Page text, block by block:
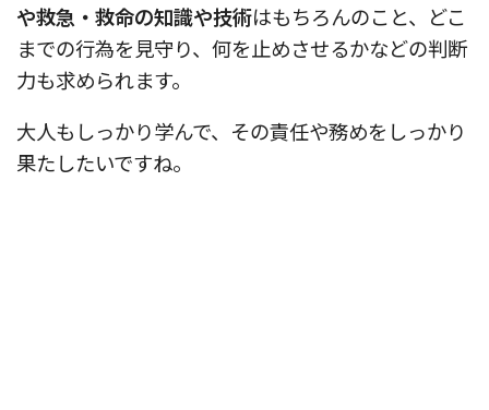
や救急・救命の知識や技術はもちろんのこと、どこ
までの行為を見守り、何を止めさせるかなどの判断
力も求められます。
大人もしっかり学んで、その責任や務めをしっかり
果たしたいですね。